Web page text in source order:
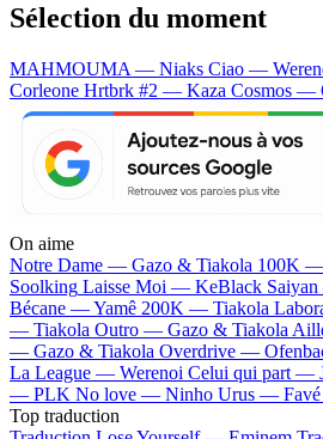
Sélection du moment
MAHMOUMA — Niaks Ciao —
Corleone Hrtbrk #2 — Kaza Cosmos —
On aime
Notre Dame — Gazo & Tiakola 100K —
Soolking Laisse Moi — KeBlack
Bécane —Yamê 200K — Tiakola
— Tiakola Outro — Gazo & Tiakola
— Gazo & Tiakola Overdrive —
La League — Werenoi Celui qui part —
— PLK No love — Ninho Urus —
Top traduction